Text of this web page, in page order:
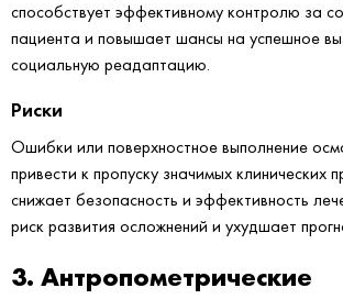
способствует эффективному контролю за
пациента и повышает шансы на успешное
социальную реадаптацию.
Риски
Ошибки или поверхностное выполнение
привести к пропуску значимых клинических
снижает безопасность и эффективность
риск развития осложнений и ухудшает
3. Антропометрические